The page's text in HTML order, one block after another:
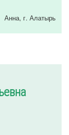
Анна, г. Алатырь